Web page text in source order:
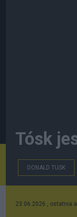
Tósk
DONALD TUSK
23.06.2026 , ostatnia